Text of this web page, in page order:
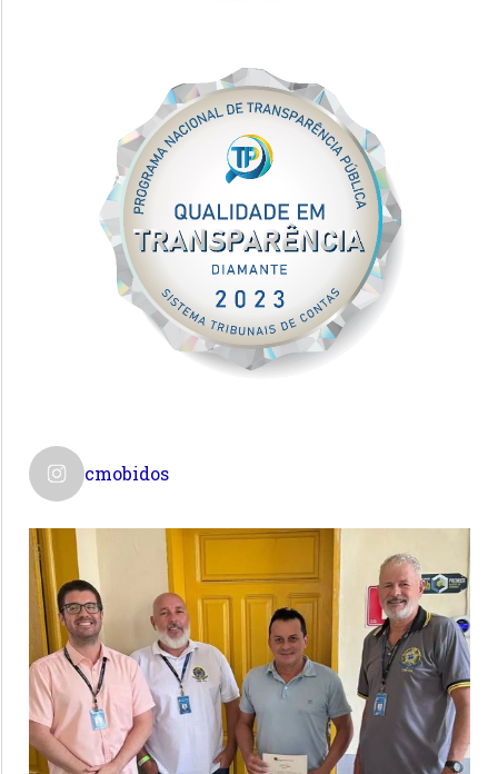
cmobidos